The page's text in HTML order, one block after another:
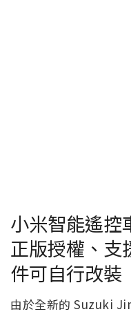
小米智能遙控
正版授權、支
件可自行改裝
由於全新的 Suzuki